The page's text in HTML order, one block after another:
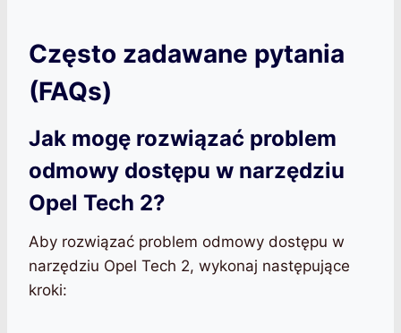
Często zadawane pytania
(FAQs)
Jak mogę rozwiązać problem
odmowy dostępu w narzędziu
Opel Tech 2?
Aby rozwiązać problem odmowy dostępu w
narzędziu Opel Tech 2, wykonaj następujące
kroki: